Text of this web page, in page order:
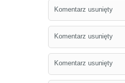
Komentarz usunięty
Komentarz usunięty
Komentarz usunięty